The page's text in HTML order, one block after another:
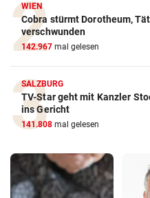
WIEN
Cobra stürmt Dorotheum,
verschwunden
142.967 mal gelesen
SALZBURG
TV-Star geht mit Kanzler
ins Gericht
141.808 mal gelesen